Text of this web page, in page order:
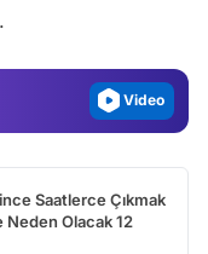
Video
Saatlerce Çıkmak
Olacak 12